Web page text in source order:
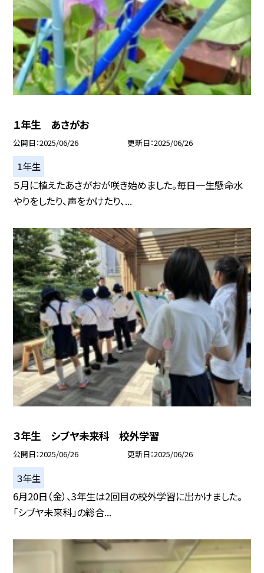
１年生 あさがお
公開日 2025/06/26 更新日 2025/06/26
１年生
５月に植えたあさがおが咲き始めました。毎日一生懸命水
やりをしたり、声をかけたり、...
３年生 シブヤ未来科 校外学習
公開日 2025/06/26 更新日 2025/06/26
３年生
6月20日（金）、3年生は2回目の校外学習に出かけました。
「シブヤ未来科」の総合...